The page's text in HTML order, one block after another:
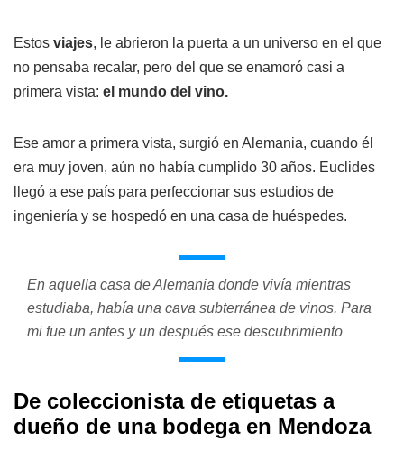
Estos viajes, le abrieron la puerta a un universo en el que
no pensaba recalar, pero del que se enamoró casi a
primera vista: el mundo del vino.
Ese amor a primera vista, surgió en Alemania, cuando él
era muy joven, aún no había cumplido 30 años. Euclides
llegó a ese país para perfeccionar sus estudios de
ingeniería y se hospedó en una casa de huéspedes.
En aquella casa de Alemania donde vivía mientras
estudiaba, había una cava subterránea de vinos. Para
mi fue un antes y un después ese descubrimiento
De coleccionista de etiquetas a
dueño de una bodega en Mendoza